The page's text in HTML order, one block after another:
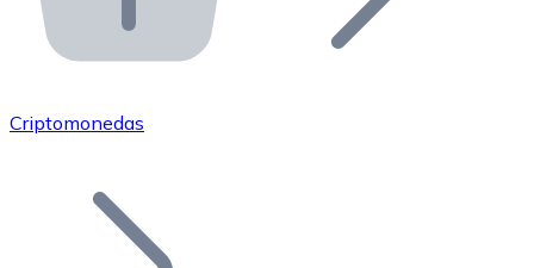
Integra nuestra API en tu ecosistema.
Únete a nuestra red de distribuidores.
Añade tu proyecto a nuestro ecosistema.
Criptomonedas